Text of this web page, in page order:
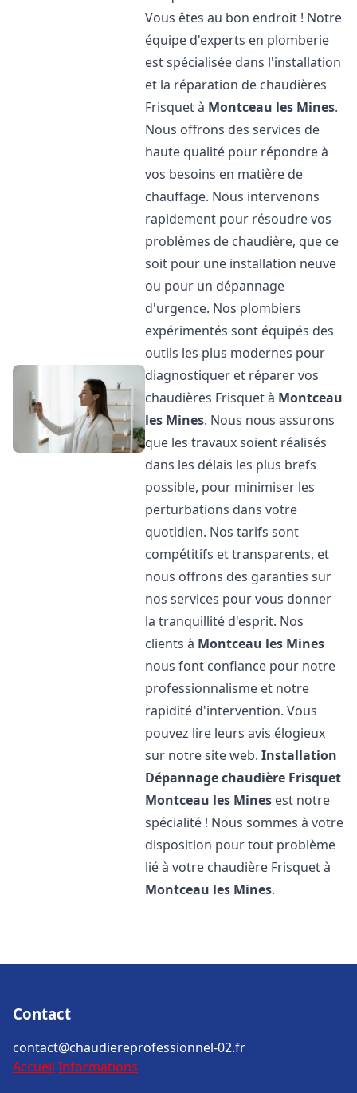
Vous êtes au bon endroit ! Notre
équipe d'experts en plomberie
est spécialisée dans l'installation
et la réparation de chaudières
Frisquet à Montceau les Mines.
Nous offrons des services de
haute qualité pour répondre à
vos besoins en matière de
chauffage. Nous intervenons
rapidement pour résoudre vos
problèmes de chaudière, que ce
soit pour une installation neuve
ou pour un dépannage
d'urgence. Nos plombiers
expérimentés sont équipés des
outils les plus modernes pour
diagnostiquer et réparer vos
chaudières Frisquet à Montceau
les Mines. Nous nous assurons
que les travaux soient réalisés
dans les délais les plus brefs
possible, pour minimiser les
perturbations dans votre
quotidien. Nos tarifs sont
compétitifs et transparents, et
nous offrons des garanties sur
nos services pour vous donner
la tranquillité d'esprit. Nos
clients à Montceau les Mines
nous font confiance pour notre
professionnalisme et notre
rapidité d'intervention. Vous
pouvez lire leurs avis élogieux
sur notre site web.Installation
Dépannage chaudière Frisquet
Montceau les Mines est notre
spécialité ! Nous sommes à votre
disposition pour tout problème
lié à votre chaudière Frisquet à
Montceau les Mines.
Contact
contact@chaudiereprofessionnel-02.fr
Accueil Informations